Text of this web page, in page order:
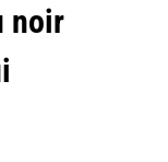
noir